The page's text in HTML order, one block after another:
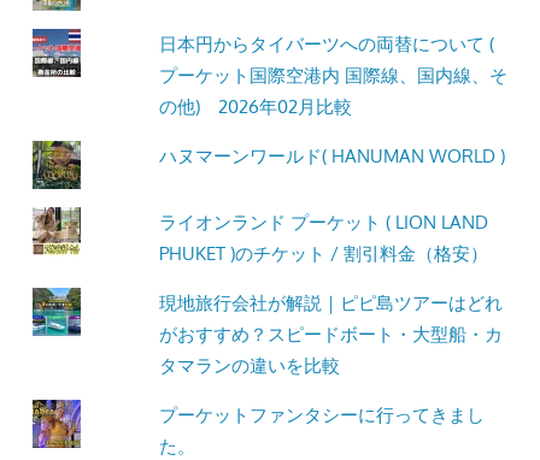
日本円からタイバーツへの両替について (
プーケット国際空港内 国際線、国内線、そ
の他) 2026年02月比較
ハヌマーンワールド( HANUMAN WORLD )
ライオンランド プーケット ( LION LAND
PHUKET )のチケット / 割引料金（格安）
現地旅行会社が解説｜ピピ島ツアーはどれ
がおすすめ？スピードボート・大型船・カ
タマランの違いを比較
プーケットファンタシーに行ってきまし
た。